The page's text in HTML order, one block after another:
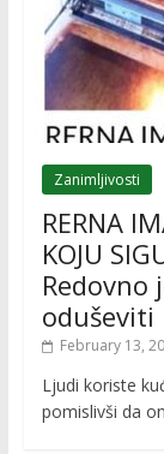
Zanimljivosti
RERNA
KOJU
oduševiti
February 13,
Ljudi koriste
pomislivši da